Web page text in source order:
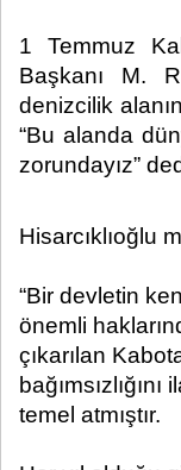
1 Temmuz
Başkanı M.
denizcilik
“Bu alanda
zorundayız”
Hisarcıklıoğlu
“Bir devletin
önemli
çıkarılan
temel atmıştır.